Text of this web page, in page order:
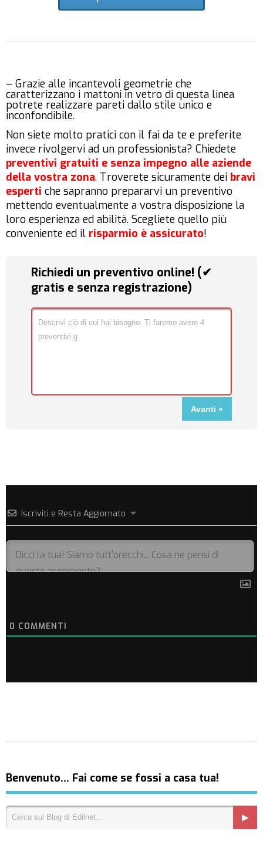
– Grazie alle incantevoli geometrie che
caratterizzano i mattoni in vetro di questa linea
potrete realizzare pareti dallo stile unico e
inconfondibile.
Non siete molto pratici con il fai da te e preferite
invece rivolgervi ad un professionista? Chiedete
preventivi gratuiti e senza impegno alle aziende
della vostra zona. Troverete sicuramente dei bravi
esperti che sapranno prepararvi un preventivo
mettendo eventualmente a vostra disposizione la
loro esperienza ed abilità. Scegliete quello più
conveniente ed il risparmio è assicurato!
Richiedi un preventivo online! (✔
gratis e senza registrazione)
Iscriviti e Resta Aggiornato
0 COMMENTI
Benvenuto… Fai come se fossi a casa tua!